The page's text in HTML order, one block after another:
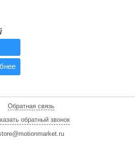
Обратная связь
обратный звонок